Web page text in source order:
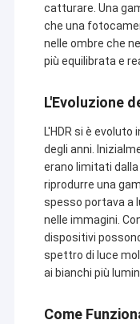
catturare. Una
che una
nelle ombre che
più equilibrata e
L'Evoluzione
L'HDR si è
degli anni.
erano limitati
riprodurre una
spesso portava a
nelle immagini.
dispositivi
spettro di luce
ai bianchi più
Come